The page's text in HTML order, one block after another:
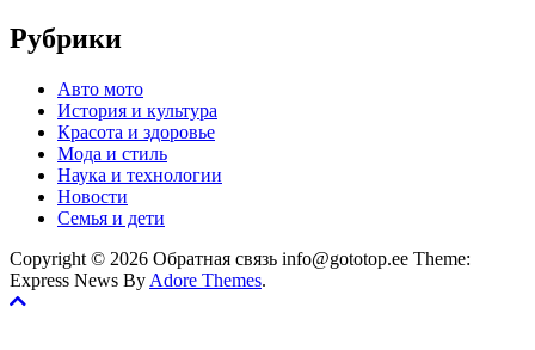
Рубрики
Авто мото
История и культура
Красота и здоровье
Мода и стиль
Наука и технологии
Новости
Семья и дети
Copyright © 2026 Обратная связь info@gototop.ee Theme:
Express News By Adore Themes.